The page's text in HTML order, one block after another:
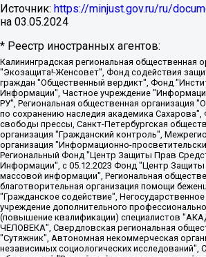
Источник: https://minjust.gov.ru/ru/
на 03.05.2024
* Реестр иностранных агентов:
Калининградская региональная общественная организация "Экозащита!-Женсовет", Фонд содействия защите прав и свобод граждан "Общественный вердикт", Фонд "Институт Развития Свободы Информации", Частное учреждение "Информационное агентство МЕМО. РУ", Региональная общественная организация "Общественная комиссия по сохранению наследия академика Сахарова", Фонд поддержки свободы прессы, Санкт-Петербургская общественная правозащитная организация "Гражданский контроль", Межрегиональная общественная организация "Информационно-просветительский центр "Мемориал", Региональный Фонд "Центр Защиты Прав Средств Массовой Информации", с 05.12.2023 Фонд "Центр Защиты Прав Средств массовой информации", Региональная общественная благотворительная организация помощи беженцам и мигрантам "Гражданское содействие", Негосударственное образовательное учреждение дополнительного профессионального образования (повышение квалификации) специалистов "АКАДЕМИЯ ПО ПРАВАМ ЧЕЛОВЕКА", Свердловская региональная общественная организация "Сутяжник", Автономная некоммерческая организация "Центр независимых социологических исследований", Союз общественных объединений "Российский исследовательский центр по правам человека", Региональное общественное учреждение научно-информационный центр "МЕМОРИАЛ", Некоммерческая организация "Фонд защиты гласности", Автономная некоммерческая организация "Институт прав человека", Городская общественная организация "Екатеринбургское общество "МЕМОРИАЛ", Городская общественная организация "Рязанское историко-просветительское и правозащитное общество "Мемориал" (Рязанский Мемориал), Челябинский региональный орган общественной самодеятельности – женское общественное объединение "Женщины Евразии", Челябинский региональный орган общественной самодеятельности "Уральская правозащитная группа", Фонд содействия защите здоровья и социальной справедливости имени Андрея Рылькова, Автономная Некоммерческая Организация "Аналитический Центр Юрия Левады", Автономная некоммерческая организация социальной поддержки населения "Проект Апрель", Региональная общественная организация помощи женщинам и детям, находящимся в кризисной ситуации "Информационно-методический центр "Анна", Фонд содействия развитию массовых коммуникаций и правовому просвещению "Так-так-Так", Фонд содействия устойчивому развитию "Серебряная тайга", Свердловский региональный общественный фонд социальных проектов "Новое время", "Idel.Реалии", Кавказ.Реалии, Крым.Реалии, Телеканал Настоящее Время, Татаро-башкирская служба Радио Свобода (Azatliq Radiosi), Радио Свободная Европа/Радио Свобода (PCE/PC), "Сибирь.Реалии", "Фактограф", Благотворительный фонд помощи осужденным и их семьям, Автономная некоммерческая организация "Институт глобализации и социальных движений", Фонд "В защиту прав заключенных", Частное учреждение "Центр поддержки и содействия развитию средств массовой информации", Пензенский региональный общественный благотворительный фонд "Гражданский союз", "Север.Реалии", Некоммерческая организация Фонд "Правовая инициатива", Общество с ограниченной ответственностью "Радио Свободная Европа/Радио Свобода", Чешское информационное агентство "MEDIUM-ORIENT", Красноярская региональная общественная организация "Мы против СПИДа", Камалягин Денис Николаевич, Маркелов Сергей Евгеньевич, Пономарев Лев Александрович, Савицкая Людмила Алексеевна, Автономная некоммерческая организация "Центр по работе с проблемой насилия "НАСИЛИЮ.НЕТ", Межрегиональный профессиональный союз работников здравоохранения "Альянс врачей", Юридическое лицо, зарегистрированное в Латвийской Республике, SIA "Medusa Project" (регистрационный номер 40103797863, дата регистрации 10.06.2014), Некоммерческая организация "Фонд по борьбе с коррупцией", Автономная некоммерческая организация "Институт права и публичной политики", Баданин Роман Сергеевич, Гликин Максим Александрович, Железнова Мария Михайловна, Лукьянова Юлия Сергеевна, Маетная Елизавета Витальевна, Маняхин Петр Борисович, Чуракова Ольга Владимировна, Ярош Юлия Петровна, Юридическое лицо "The Insider SIA", зарегистрированное в Риге, Латвийская Республика (дата регистрации 26.06.2015), являющееся администратором доменного имени интернет-издания "The Insider SIA", https://theins.ru, Постернак Алексей Евгеньевич, Рубин Михаил Аркадьевич, Анин Роман Александрович, Юридическое лицо Istories fonds, зарегистрированное в Латвийской Республике (регистрационный номер 50008295751, дата регистрации 24.02.2020), Великовский Дмитрий Александрович, Долинина Ирина Николаевна, Мароховская Алеся Алексеевна, Шлейнов Роман Юрьевич, Шмагун Олеся Валентиновна, Общество с ограниченной ответственностью "Альтаир 2021", Общество с ограниченной ответственностью "Вега 2021", Общество с ограниченной ответственностью "Главный редактор 2021", Общество с ограниченной ответственностью "Ромашки монолит", Важенков Артем Валерьевич, Ивановская областная общественная организация "Центр гендерных исследований", Гурман Юрий Альбертович, Медиапроект "ОВД-Инфо", Егоров Владимир Владимирович, Жилинский Владимир Александрович, Общество с ограниченной ответственностью "ЗП", Иванова София Юрьевна, Карезина Инна Павловна, Кильтау Екатерина Викторовна, Петров Алексей Викторович, Пискунов Сергей Евгеньевич, Смирнов Сергей Сергеевич, Тихонов Михаил Сергеевич, Общество с ограниченной ответственностью "ЖУРНАЛИСТ-ИНОСТРАННЫЙ АГЕНТ", Арапова Галина Юрьевна, Вольтская Татьяна Анатольевна, Американская компания "Mason G.E.S. Anonymous Foundation" (США), являющаяся владельцем интернет-издания https://mnews.world/, Компания "Stichting Bellingcat", зарегистрированная в Нидерландах (дата регистрации 11.07.2018), Захаров Андрей Вячеславович, Клепиковская Екатерина Дмитриевна, Общество с ограниченной ответственностью "МЕМО", Перл Роман Александрович, Симонов Евгений Алексеевич, Соловьева Елена Анатольевна, Сотников Даниил Владимирович, Сурначева Елизавета Дмитриевна, Автономная некоммерческая организация по защите прав человека и информированию населения "Якутия – Наше Мнение", Общество с ограниченной ответственностью "Москоу диджитал медиа", с 26.01.2023 Общество с ограниченной ответственностью "Чайка Белые сады", Ветошкина Валерия Валерьевна, Заговора Максим Александрович, Межрегиональное общественное движение "Российская ЛГБТ - сеть", Оленичев Максим Владимирович, Павлов Иван Юрьевич, Скворцова Елена Сергеевна, Общество с ограниченной ответственностью "Как бы инагент", Кочетков Игорь Викторович, Общество с ограниченной ответственностью "Честные выборы", Еланчик Олег Александрович, Общество с ограниченной ответственностью "Нобелевский призыв", Гималова Регина Эмилевна, Григорьев Андрей Валерьевич, Григорьева Алина Александровна, Ассоциация по содействию защите прав призывников, альтернативнослужащих и военнослужащих "Правозащитная группа "Гражданин.Армия.Право", Хисамова Регина Фаритовна, Автономная некоммерческая организация по реализации социально-правовых программ "Лилит", Дальневосточное общественное движение "Маяк", Санкт-Петербургская ЛГБТ-инициативная группа "Выход", Инициативная группа ЛГБТ+ "Реверс", Алексеев Андрей Викторович, Бекбулатова Таисия Львовна, Беляев Иван Михайлович, Владыкина Елена Сергеевна, Гельман Марат Александрович, Никульшина Вероника Юрьевна, Толоконникова Надежда Андреевна, Шендерович Виктор Анатольевич, Общество с ограниченной ответственностью "Данное сообщение", Общество с ограниченной ответственностью Издательский дом "Новая глава", Айнбиндер Александра Александровна, Московский комьюнити-центр для ЛГБТ+инициатив, Благотворительный фонд развития филантропии, Deutsche Welle (Германия, Kurt-Schumacher-Strasse 3, 53113 Bonn), Борзунова Мария Михайловна, Воробьев Виктор Викторович, Голубева Анна Львовна, Константинова Алла Михайловна, Малкова Ирина Владимировна, Мурадов Мурад Абдулгалимович, Осетинская Елизавета Николаевна, Понасенков Евгений Николаевич, Ганапольский Матвей Юрьевич, Киселев Евгений Алексеевич, Борухович Ирина Григорьевна, Дремин Иван Тимофеевич, Дубровский Дмитрий Викторович, Красноярская региональная общественная организация поддержки и развития альтернативных образовательных